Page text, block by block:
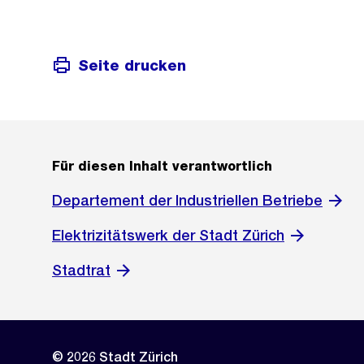
Seite drucken
Für diesen Inhalt verantwortlich
Departement der Industriellen Betriebe
Elektrizitätswerk der Stadt Zürich
Stadtrat
© 2026 Stadt Zürich